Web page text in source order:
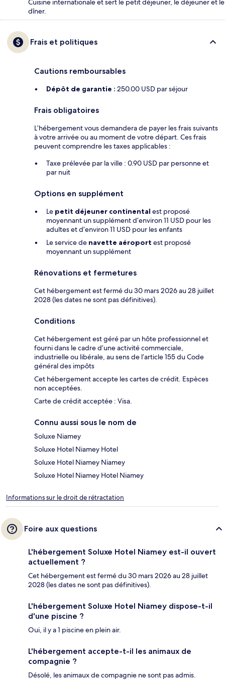
Cuisine internationale et sert le petit déjeuner, le déjeuner et le
dîner.
Frais et politiques
Cautions remboursables
Dépôt de garantie : 250.00 USD par séjour
Frais obligatoires
L’hébergement vous demandera de payer les frais suivants
à votre arrivée ou au moment de votre départ. Ces frais
peuvent comprendre les taxes applicables :
Taxe prélevée par la ville : 0.90 USD par personne et
par nuit
Options en supplément
Le petit déjeuner continental est proposé
moyennant un supplément d’environ 11 USD pour les
adultes et d’environ 11 USD pour les enfants
Le service de navette aéroport est proposé
moyennant un supplément
Rénovations et fermetures
Cet hébergement est fermé du 30 mars 2026 au 28 juillet
2028 (les dates ne sont pas définitives).
Conditions
Cet hébergement est géré par un hôte professionnel et
fourni dans le cadre d’une activité commerciale,
industrielle ou libérale, au sens de l’article 155 du Code
général des impôts
Cet hébergement accepte les cartes de crédit. Espèces
non acceptées.
Carte de crédit acceptée : Visa.
Connu aussi sous le nom de
Soluxe Niamey
Soluxe Hotel Niamey Hotel
Soluxe Hotel Niamey Niamey
Soluxe Hotel Niamey Hotel Niamey
Informations sur le droit de rétractation
Foire aux questions
L'hébergement Soluxe Hotel Niamey est-il ouvert
actuellement ?
Cet hébergement est fermé du 30 mars 2026 au 28 juillet
2028 (les dates ne sont pas définitives).
L'hébergement Soluxe Hotel Niamey dispose-t-il
d'une piscine ?
Oui, il y a 1 piscine en plein air.
L'hébergement accepte-t-il les animaux de
compagnie ?
Désolé, les animaux de compagnie ne sont pas admis.